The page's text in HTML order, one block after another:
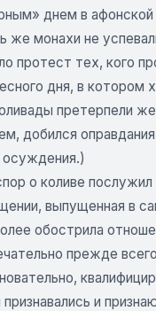
днем в
же монахи не
протест тех, кого
дня, в котором
претерпели
добился
осуждения.)
о коливе
выпущенная в
обострила
прежде
и